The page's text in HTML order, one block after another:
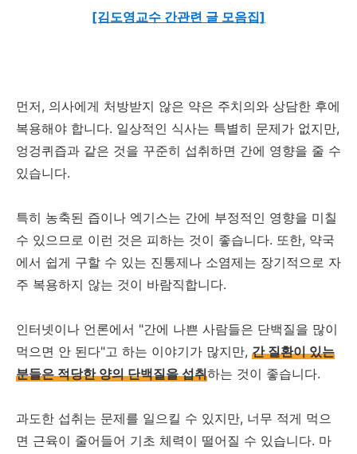
[김도영교수 간관련 글 모음집]
먼저, 의사에게 처방받지 않은 약은 주치의와 상담한 후에
복용해야 합니다. 일상적인 식사는 특별히 문제가 없지만,
엉겅퀴즙과 같은 것을 꾸준히 섭취하면 간에 영향을 줄 수
있습니다.
특히 농축된 즙이나 엑기스는 간에 부정적인 영향을 미칠
수 있으므로 이런 것은 피하는 것이 좋습니다. 또한, 약국
에서 쉽게 구할 수 있는 진통제나 소염제는 장기적으로 자
주 복용하지 않는 것이 바람직합니다.
인터넷이나 언론에서 "간에 나쁜 사람들은 단백질을 많이
먹으면 안 된다"고 하는 이야기가 많지만, 간 질환이 있는
분들은 적당한 양의 단백질을 섭취하는 것이 좋습니다.
과도한 섭취는 문제를 일으킬 수 있지만, 너무 적게 먹으
면 근육이 줄어들어 기초 체력이 떨어질 수 있습니다. 마